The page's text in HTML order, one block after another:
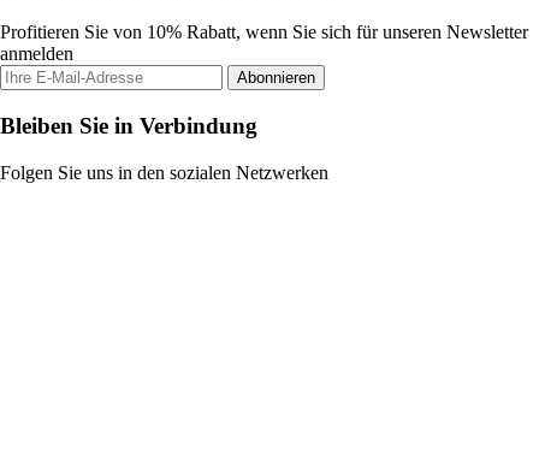
Profitieren Sie von 10% Rabatt, wenn Sie sich für unseren Newsletter
anmelden
Abonnieren
Bleiben Sie in Verbindung
Folgen Sie uns in den sozialen Netzwerken